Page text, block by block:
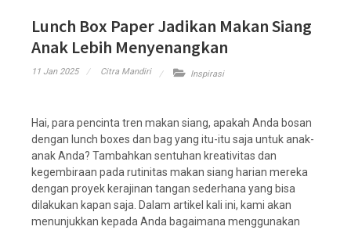
Lunch Box Paper Jadikan Makan Siang
Anak Lebih Menyenangkan
11 Jan 2025 Citra Mandiri Inspirasi
Hai, para pencinta tren makan siang, apakah Anda bosan
dengan lunch boxes dan bag yang itu-itu saja untuk anak-
anak Anda? Tambahkan sentuhan kreativitas dan
kegembiraan pada rutinitas makan siang harian mereka
dengan proyek kerajinan tangan sederhana yang bisa
dilakukan kapan saja. Dalam artikel kali ini, kami akan
menunjukkan kepada Anda bagaimana menggunakan